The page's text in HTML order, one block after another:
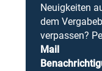
Neuigkeiten
dem
verpassen?
Mail